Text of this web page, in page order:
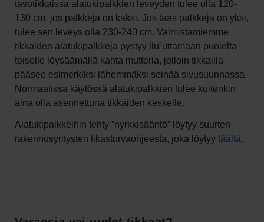
tasotikkaissa alatukipalkkien leveyden tulee olla 120-
130 cm, jos palkkeja on kaksi. Jos taas palkkeja on yksi,
tulee sen leveys olla 230-240 cm. Valmistamiemme
tikkaiden alatukipalkkeja pystyy liu´uttamaan puolelta
toiselle löysäämällä kahta mutteria, jolloin tikkailla
pääsee esimerkiksi lähemmäksi seinää sivusuunnassa.
Normaalissa käytössä alatukipalkkien tulee kuitenkin
aina olla asennettuna tikkaiden keskelle.
Alatukipalkkeihin tehty ”nyrkkisääntö” löytyy suurten
rakennusyritysten tikasturvaohjeesta, joka löytyy täältä.